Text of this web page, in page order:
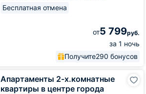
Бесплатная отмена
от5 799руб.
за 1 ночь
Получите290 бонусов
Апартаменты 2-х.комнатные
квартиры в центре города